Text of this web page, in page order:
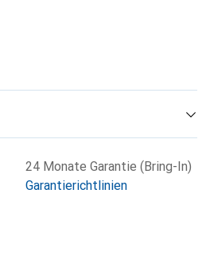
24 Monate Garantie (Bring-In)
Garantierichtlinien